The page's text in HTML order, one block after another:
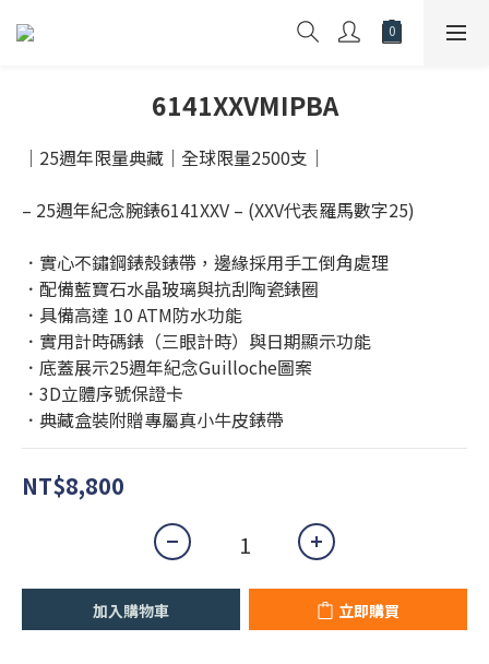
6141XXVMIPBA
｜25週年限量典藏｜全球限量2500支｜
– 25週年紀念腕錶6141XXV – (XXV代表羅馬數字25)
．實心不鏽鋼錶殼錶帶，邊緣採用手工倒角處理
．配備藍寶石水晶玻璃與抗刮陶瓷錶圈
．具備高達 10 ATM防水功能
．實用計時碼錶（三眼計時）與日期顯示功能
．底蓋展示25週年紀念Guilloche圖案
．3D立體序號保證卡
．典藏盒裝附贈專屬真小牛皮錶帶
NT$8,800
加入購物車 立即購買